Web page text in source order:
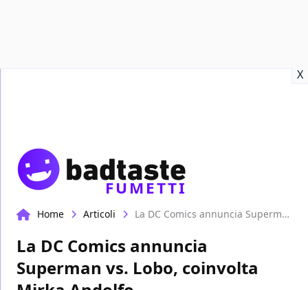
X
FUMETTI
Home Articoli La DC Comics annuncia Superman vs. Lobo, coinvolta Mirka Andolfo
La DC Comics annuncia
Superman vs. Lobo, coinvolta